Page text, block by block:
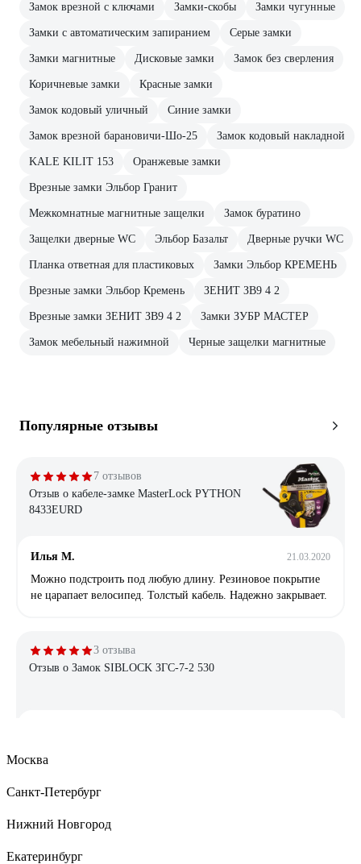
Замок врезной с ключами Замки-скобы Замки чугунные
Замки с автоматическим запиранием Серые замки
Замки магнитные Дисковые замки Замок без сверления
Коричневые замки Красные замки
Замок кодовый уличный Синие замки
Замок врезной барановичи-Шо-25 Замок кодовый накладной
KALE KILIT 153 Оранжевые замки
Врезные замки Эльбор Гранит
Межкомнатные магнитные защелки Замок буратино
Защелки дверные WC Эльбор Базальт Дверные ручки WC
Планка ответная для пластиковых Замки Эльбор КРЕМЕНЬ
Врезные замки Эльбор Кремень ЗЕНИТ ЗВ9 4 2
Врезные замки ЗЕНИТ ЗВ9 4 2 Замки ЗУБР МАСТЕР
Замок мебельный нажимной Черные защелки магнитные
Популярные отзывы
7 отзывов
Отзыв о кабеле-замке MasterLock PYTHON
8433EURD
Илья М. 21.03.2020
Можно подстроить под любую длину. Резиновое покрытие
не царапает велосипед. Толстый кабель. Надежно закрывает.
3 отзыва
Отзыв о Замок SIBLOCK ЗГС-7-2 530
марте 2023 года , было вскрыто пять гаражей , мой (шестой )
не поддался грабителям.
Москва
Санкт-Петербург
Нижний Новгород
Екатеринбург